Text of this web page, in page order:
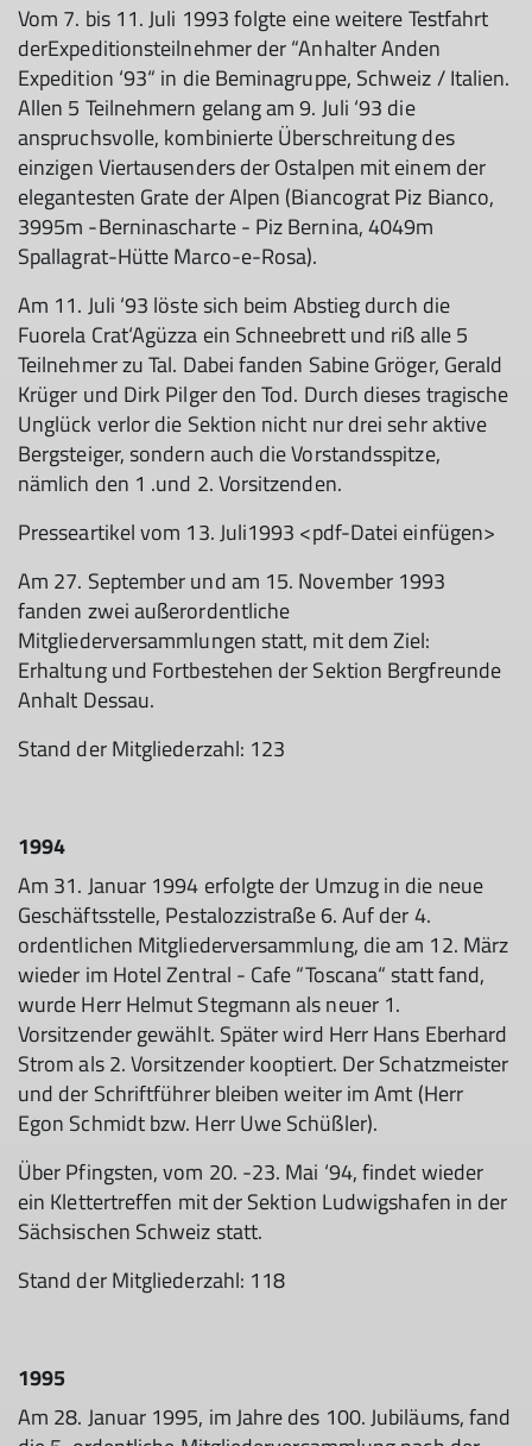
Vom 7. bis 11. Juli 1993 folgte eine weitere Testfahrt
derExpeditionsteilnehmer der “Anhalter Anden
Expedition ‘93“ in die Beminagruppe, Schweiz / Italien.
Allen 5 Teilnehmern gelang am 9. Juli ‘93 die
anspruchsvolle, kombinierte Überschreitung des
einzigen Viertausenders der Ostalpen mit einem der
elegantesten Grate der Alpen (Biancograt Piz Bianco,
3995m -Berninascharte - Piz Bernina, 4049m
Spallagrat-Hütte Marco-e-Rosa).
Am 11. Juli ‘93 löste sich beim Abstieg durch die
Fuorela Crat‘Agüzza ein Schneebrett und riß alle 5
Teilnehmer zu Tal. Dabei fanden Sabine Gröger, Gerald
Krüger und Dirk Pilger den Tod. Durch dieses tragische
Unglück verlor die Sektion nicht nur drei sehr aktive
Bergsteiger, sondern auch die Vorstandsspitze,
nämlich den 1 .und 2. Vorsitzenden.
Presseartikel vom 13. Juli1993 <pdf-Datei einfügen>
Am 27. September und am 15. November 1993
fanden zwei außerordentliche
Mitgliederversammlungen statt, mit dem Ziel:
Erhaltung und Fortbestehen der Sektion Bergfreunde
Anhalt Dessau.
Stand der Mitgliederzahl: 123
1994
Am 31. Januar 1994 erfolgte der Umzug in die neue
Geschäftsstelle, Pestalozzistraße 6. Auf der 4.
ordentlichen Mitgliederversammlung, die am 12. März
wieder im Hotel Zentral - Cafe “Toscana“ statt fand,
wurde Herr Helmut Stegmann als neuer 1.
Vorsitzender gewählt. Später wird Herr Hans Eberhard
Strom als 2. Vorsitzender kooptiert. Der Schatzmeister
und der Schriftführer bleiben weiter im Amt (Herr
Egon Schmidt bzw. Herr Uwe Schüßler).
Über Pfingsten, vom 20. -23. Mai ‘94, findet wieder
ein Klettertreffen mit der Sektion Ludwigshafen in der
Sächsischen Schweiz statt.
Stand der Mitgliederzahl: 118
1995
Am 28. Januar 1995, im Jahre des 100. Jubiläums, fand